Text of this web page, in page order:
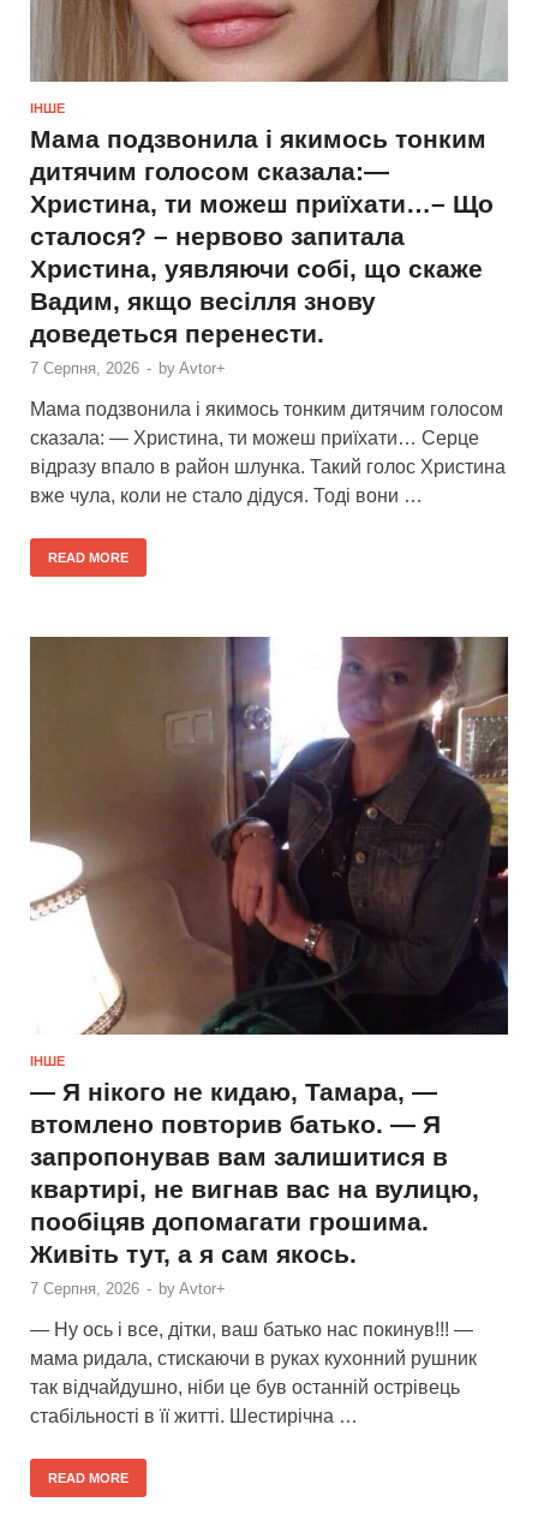
ІНШЕ
Мама подзвонила і якимось тонким
дитячим голосом сказала:—
Христина, ти можеш приїхати…– Що
сталося? – нервово запитала
Христина, уявляючи собі, що скаже
Вадим, якщо весілля знову
доведеться перенести.
7 Серпня, 2026 - by Avtor+
Мама подзвонила і якимось тонким дитячим голосом
сказала: — Христина, ти можеш приїхати… Серце
відразу впало в район шлунка. Такий голос Христина
вже чула, коли не стало дідуся. Тоді вони …
READ MORE
ІНШЕ
— Я нікого не кидаю, Тамара, —
втомлено повторив батько. — Я
запропонував вам залишитися в
квартирі, не вигнав вас на вулицю,
пообіцяв допомагати грошима.
Живіть тут, а я сам якось.
7 Серпня, 2026 - by Avtor+
— Ну ось і все, дітки, ваш батько нас покинув!!! —
мама ридала, стискаючи в руках кухонний рушник
так відчайдушно, ніби це був останній острівець
стабільності в її житті. Шестирічна …
READ MORE